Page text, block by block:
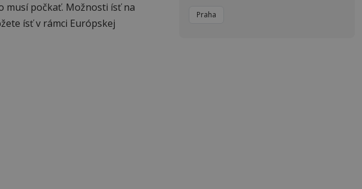
musí počkať. Možnosti ísť na
ísť v rámci Európskej
Praha